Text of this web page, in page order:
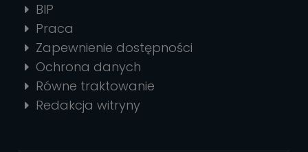
BIP
Praca
Zapewnienie dostępności
Ochrona danych
Równe traktowanie
Redakcja witryny